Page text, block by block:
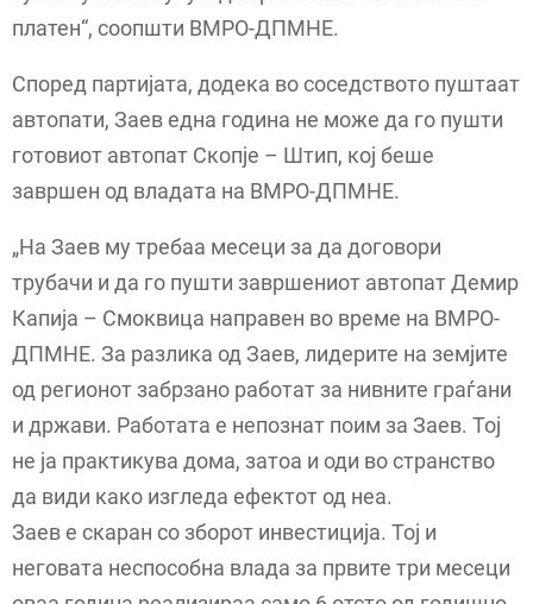
платен“, соопшти ВМРО-ДПМНЕ.
Според партијата, додека во соседството пуштаат
автопати, Заев една година не може да го пушти
готовиот автопат Скопје – Штип, кој беше
завршен од владата на ВМРО-ДПМНЕ.
„На Заев му требаа месеци за да договори
трубачи и да го пушти завршениот автопат Демир
Капија – Смоквица направен во време на ВМРО-
ДПМНЕ. За разлика од Заев, лидерите на земјите
од регионот забрзано работат за нивните граѓани
и држави. Работата е непознат поим за Заев. Тој
не ја практикува дома, затоа и оди во странство
да види како изгледа ефектот од неа.
Заев е скаран со зборот инвестиција. Тој и
неговата неспособна влада за првите три месеци